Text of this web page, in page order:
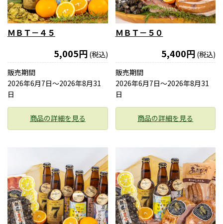
ＭＢＴ－４５
5,005円 (税込)
販売期間
2026年6月7日〜2026年8月31
日
商品の詳細を見る
ＭＢＴ－５０
5,400円 (税込)
販売期間
2026年6月7日〜2026年8月31
日
商品の詳細を見る